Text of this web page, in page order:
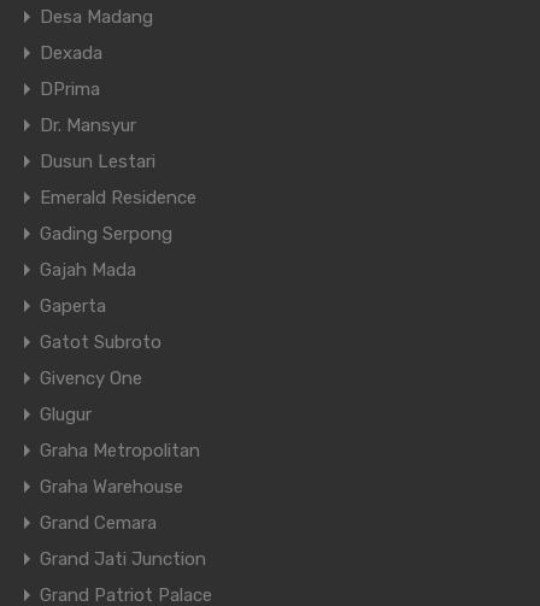
Desa Madang
Dexada
DPrima
Dr. Mansyur
Dusun Lestari
Emerald Residence
Gading Serpong
Gajah Mada
Gaperta
Gatot Subroto
Givency One
Glugur
Graha Metropolitan
Graha Warehouse
Grand Cemara
Grand Jati Junction
Grand Patriot Palace